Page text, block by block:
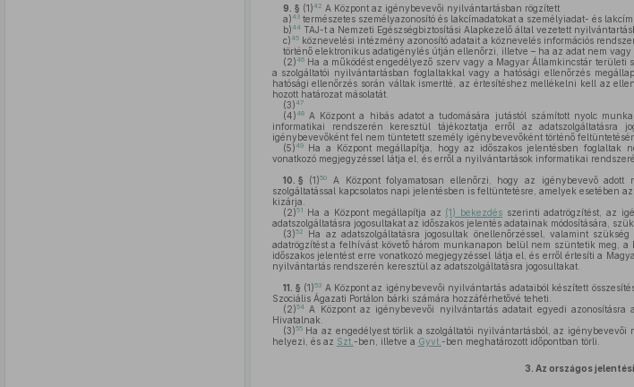
9. § (1)42 A Központ az igénybevevői nyilvántartásban rögzített
a)43természetes személyazonosító és lakcímadatokat a személyiadat- és
b)44TAJ-t a Nemzeti Egészségbiztosítási Alapkezelő által vezetett
c)45köznevelési intézmény azonosító adatait a köznevelés információs
történő elektronikus adatigénylés útján ellenőrzi, illetve – ha az adat nem vagy
(2)46Ha a működést engedélyező szerv vagy a Magyar Államkincstár
a szolgáltatói nyilvántartásban foglaltakkal vagy a hatósági ellenőrzés
hatósági ellenőrzés során váltak ismertté, az értesítéshez mellékelni kell az
hozott határozat másolatát.
(3)47
(4)48A Központ a hibás adatot a tudomására jutástól számított nyolc
informatikai rendszerén keresztül tájékoztatja erről az
igénybevevőként fel nem tüntetett személy igénybevevőként történő
(5)49Ha a Központ megállapítja, hogy az időszakos jelentésben foglaltak
vonatkozó megjegyzéssel látja el, és erről a nyilvántartások informatikai
10. § (1)50
A Központ folyamatosan ellenőrzi, hogy az igénybevevő
szolgáltatással kapcsolatos napi jelentésben is feltüntetésre, amelyek esetében
kizárja.
(2)51 Ha a Központ megállapítja az (1) bekezdés szerinti adatrögzítést, az
adatszolgáltatásra jogosultakat az időszakos jelentés adatainak módosítására,
(3)52 Ha az adatszolgáltatásra jogosultak önellenőrzéssel, valamint
adatrögzítést a felhívást követő három munkanapon belül nem szüntetik meg, a
időszakos jelentést erre vonatkozó megjegyzéssel látja el, és erről értesíti a
nyilvántartás rendszerén keresztül az adatszolgáltatásra jogosultakat.
11. § (1)53 A Központ az igénybevevői nyilvántartás adataiból készített
Szociális Ágazati Portálon bárki számára hozzáférhetővé teheti.
(2)54A Központ az igénybevevői nyilvántartás adatait egyedi azonosításra
Hivatalnak.
(3)55Ha az engedélyest törlik a szolgáltatói nyilvántartásból, az
helyezi, és az Szt. -ben, illetve a Gyvt. -ben meghatározott időpontban törli.
3. Az országos